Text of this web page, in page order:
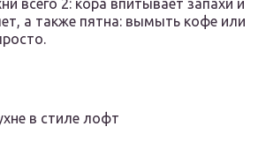
всего 2: кора впитывает запахи и
а также пятна: вымыть кофе или
в стиле лофт